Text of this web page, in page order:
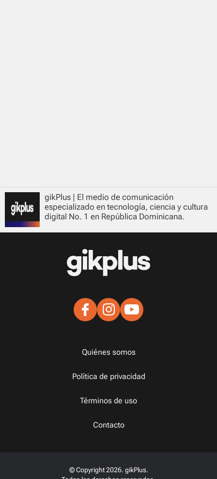
gikPlus | El medio de comunicación
especializado en tecnología, ciencia y cultura
digital No. 1 en República Dominicana.
Quiénes somos
Política de privacidad
Términos de uso
Contacto
© Copyright 2026. gikPlus.